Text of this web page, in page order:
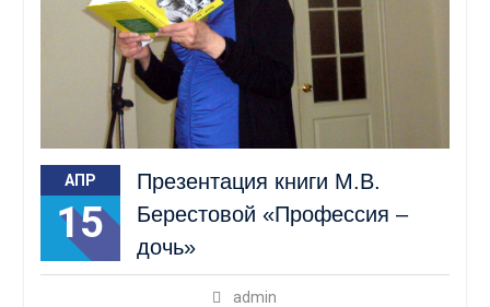
АПР
15
Презентация книги М.В.
Берестовой «Профессия –
дочь»
admin